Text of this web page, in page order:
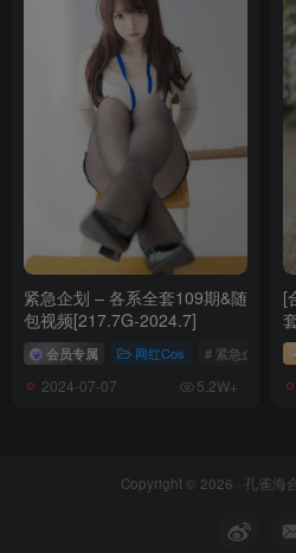
紧急企划 – 各系全套109期&随
包视频[217.7G-2024.7]
会员专属 网红Cos # 紧急企划
2024-07-07 5.2W+
[
Copyright © 2026 · 孔雀海